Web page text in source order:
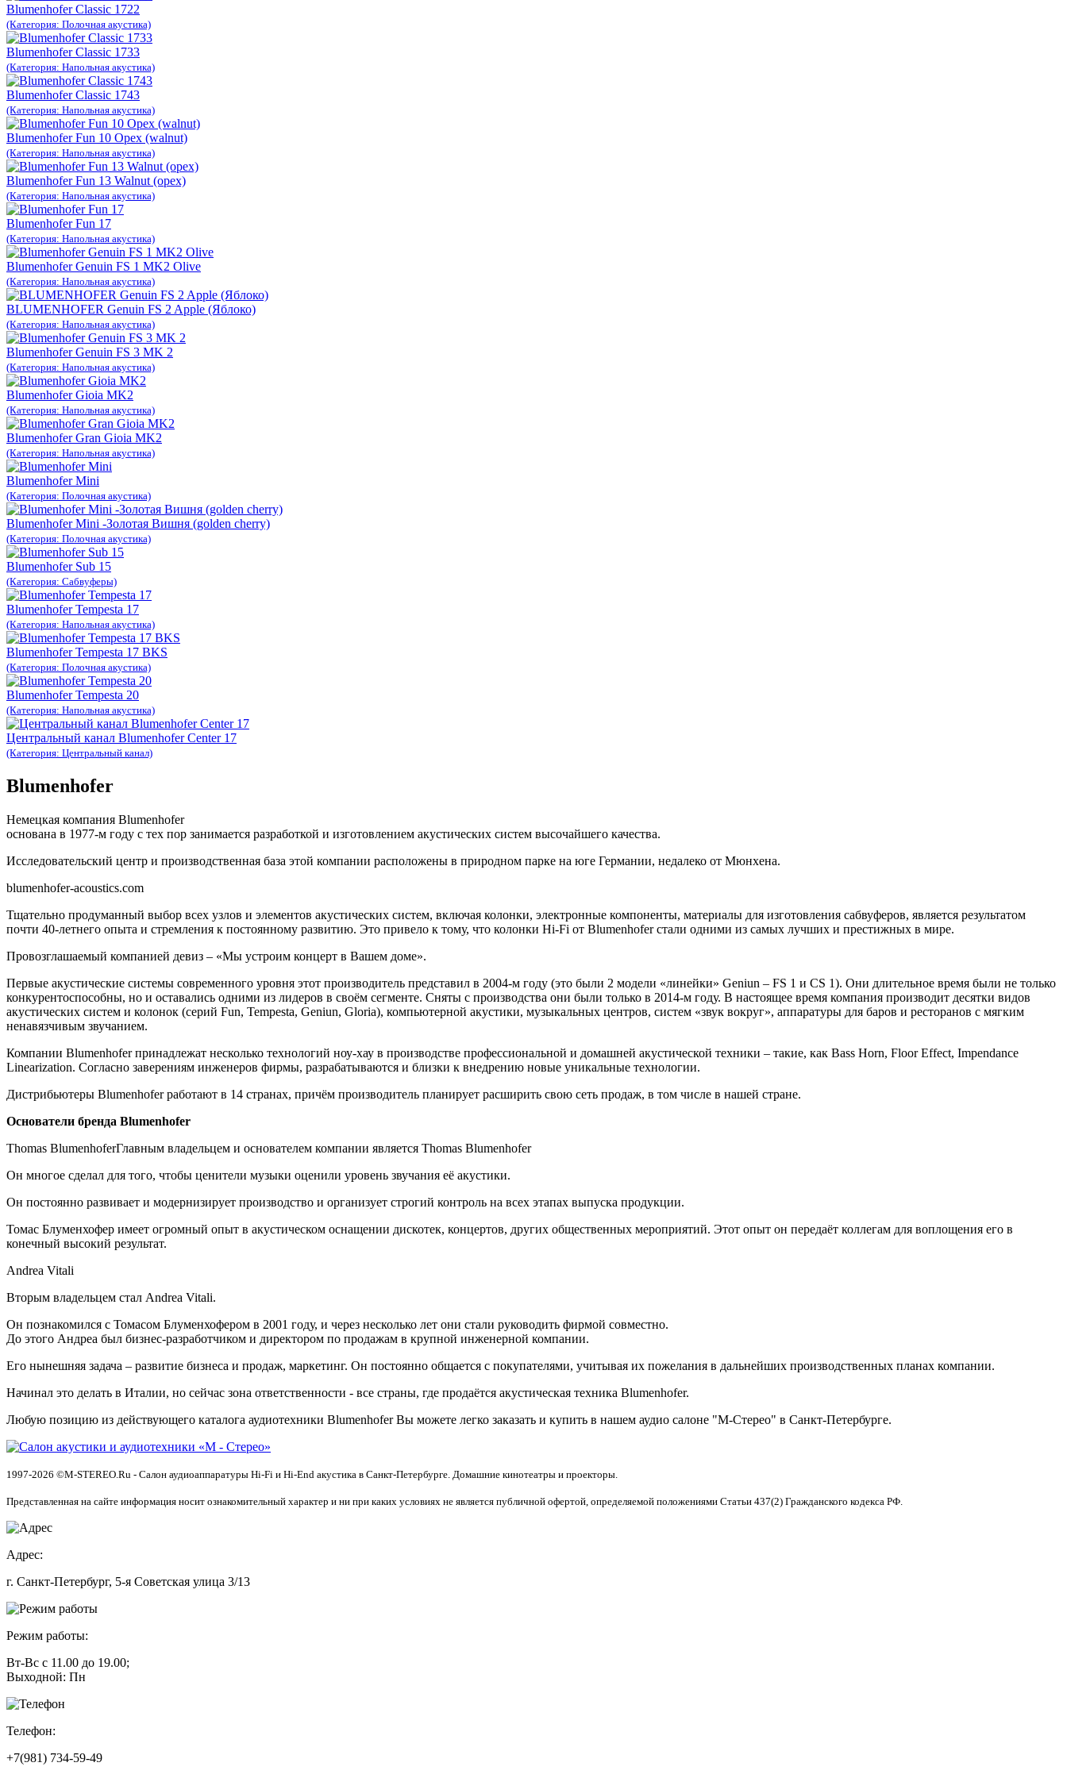
Blumenhofer Classic 1722
(Категория: Полочная акустика)
Blumenhofer Classic 1733
(Категория: Напольная акустика)
Blumenhofer Classic 1743
(Категория: Напольная акустика)
Blumenhofer Fun 10 Орех (walnut)
(Категория: Напольная акустика)
Blumenhofer Fun 13 Walnut (орех)
(Категория: Напольная акустика)
Blumenhofer Fun 17
(Категория: Напольная акустика)
Blumenhofer Genuin FS 1 MK2 Olive
(Категория: Напольная акустика)
BLUMENHOFER Genuin FS 2 Apple (Яблоко)
(Категория: Напольная акустика)
Blumenhofer Genuin FS 3 MK 2
(Категория: Напольная акустика)
Blumenhofer Gioia MK2
(Категория: Напольная акустика)
Blumenhofer Gran Gioia MK2
(Категория: Напольная акустика)
Blumenhofer Mini
(Категория: Полочная акустика)
Blumenhofer Mini -Золотая Вишня (golden cherry)
(Категория: Полочная акустика)
Blumenhofer Sub 15
(Категория: Сабвуферы)
Blumenhofer Tempesta 17
(Категория: Напольная акустика)
Blumenhofer Tempesta 17 BKS
(Категория: Полочная акустика)
Blumenhofer Tempesta 20
(Категория: Напольная акустика)
Центральный канал Blumenhofer Center 17
(Категория: Центральный канал)
Blumenhofer
Немецкая компания Blumenhofer
основана в 1977-м году с тех пор занимается разработкой и изготовлением акустических систем высочайшего качества.
Исследовательский центр и производственная база этой компании расположены в природном парке на юге Германии, недалеко от Мюнхена.
blumenhofer-acoustics.com
Тщательно продуманный выбор всех узлов и элементов акустических систем, включая колонки, электронные компоненты, материалы для изготовления сабвуферов, является результатом
почти 40-летнего опыта и стремления к постоянному развитию. Это привело к тому, что колонки Hi-Fi от Blumenhofer стали одними из самых лучших и престижных в мире.
Провозглашаемый компанией девиз – «Мы устроим концерт в Вашем доме».
Первые акустические системы современного уровня этот производитель представил в 2004-м году (это были 2 модели «линейки» Geniun – FS 1 и CS 1). Они длительное время были не только
конкурентоспособны, но и оставались одними из лидеров в своём сегменте. Сняты с производства они были только в 2014-м году. В настоящее время компания производит десятки видов
акустических систем и колонок (серий Fun, Tempesta, Geniun, Gloria), компьютерной акустики, музыкальных центров, систем «звук вокруг», аппаратуры для баров и ресторанов с мягким
ненавязчивым звучанием.
Компании Blumenhofer принадлежат несколько технологий ноу-хау в производстве профессиональной и домашней акустической техники – такие, как Bass Horn, Floor Effect, Impendance
Linearization. Согласно заверениям инженеров фирмы, разрабатываются и близки к внедрению новые уникальные технологии.
Дистрибьютеры Blumenhofer работают в 14 странах, причём производитель планирует расширить свою сеть продаж, в том числе в нашей стране.
Основатели бренда Blumenhofer
Thomas BlumenhoferГлавным владельцем и основателем компании является Thomas Blumenhofer
Он многое сделал для того, чтобы ценители музыки оценили уровень звучания её акустики.
Он постоянно развивает и модернизирует производство и организует строгий контроль на всех этапах выпуска продукции.
Томас Блуменхофер имеет огромный опыт в акустическом оснащении дискотек, концертов, других общественных мероприятий. Этот опыт он передаёт коллегам для воплощения его в
конечный высокий результат.
Andrea Vitali
Вторым владельцем стал Andrea Vitali.
Он познакомился с Томасом Блуменхофером в 2001 году, и через несколько лет они стали руководить фирмой совместно.
До этого Андреа был бизнес-разработчиком и директором по продажам в крупной инженерной компании.
Его нынешняя задача – развитие бизнеса и продаж, маркетинг. Он постоянно общается с покупателями, учитывая их пожелания в дальнейших производственных планах компании.
Начинал это делать в Италии, но сейчас зона ответственности - все страны, где продаётся акустическая техника Blumenhofer.
Любую позицию из действующего каталога аудиотехники Blumenhofer Вы можете легко заказать и купить в нашем аудио салоне "М-Стерео" в Санкт-Петербурге.
1997-2026 ©M-STEREO.Ru - Салон аудиоаппаратуры Hi-Fi и Hi-End акустика в Санкт-Петербурге. Домашние кинотеатры и проекторы.
Представленная на сайте информация носит ознакомительный характер и ни при каких условиях не является публичной офертой, определяемой положениями Статьи 437(2) Гражданского кодекса РФ.
Адрес:
г. Санкт-Петербург, 5-я Советская улица 3/13
Режим работы:
Вт-Вс с 11.00 до 19.00;
Выходной: Пн
Телефон:
+7(981) 734-59-49